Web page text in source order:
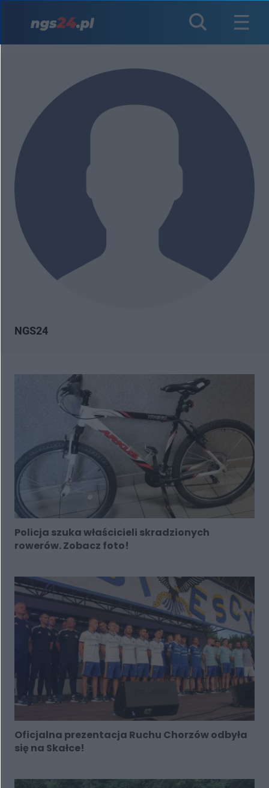
NGS24
Policja szuka właścicieli skradzionych
rowerów. Zobacz foto!
Oficjalna prezentacja Ruchu Chorzów odbyła
się na Skałce!